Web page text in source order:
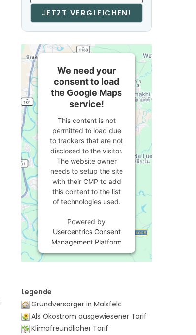
JETZT VERGLEICHEN!
We need your
consent to load
the Google Maps
service!
This content is not
permitted to load due
to trackers that are not
disclosed to the visitor.
The website owner
needs to setup the site
with their CMP to add
this content to the list
of technologies used.
Powered by
Usercentrics Consent
Management Platform
Legende
Grundversorger in Malsfeld
Als Ökostrom ausgewiesener Tarif
Klimafreundlicher Tarif